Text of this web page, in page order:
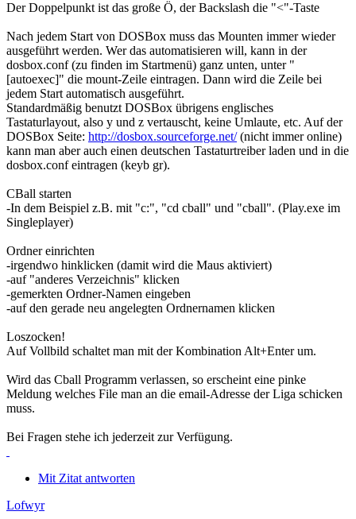
Der Doppelpunkt ist das große Ö, der Backslash die "<"-Taste
Nach jedem Start von DOSBox muss das Mounten immer wieder
ausgeführt werden. Wer das automatisieren will, kann in der
dosbox.conf (zu finden im Startmenü) ganz unten, unter "
[autoexec]" die mount-Zeile eintragen. Dann wird die Zeile bei
jedem Start automatisch ausgeführt.
Standardmäßig benutzt DOSBox übrigens englisches
Tastaturlayout, also y und z vertauscht, keine Umlaute, etc. Auf der
DOSBox Seite: http://dosbox.sourceforge.net/(nicht immer online)
kann man aber auch einen deutschen Tastaturtreiber laden und in die
dosbox.conf eintragen (keyb gr).
CBall starten
-In dem Beispiel z.B. mit "c:", "cd cball" und "cball". (Play.exe im
Singleplayer)
Ordner einrichten
-irgendwo hinklicken (damit wird die Maus aktiviert)
-auf "anderes Verzeichnis" klicken
-gemerkten Ordner-Namen eingeben
-auf den gerade neu angelegten Ordnernamen klicken
Loszocken!
Auf Vollbild schaltet man mit der Kombination Alt+Enter um.
Wird das Cball Programm verlassen, so erscheint eine pinke
Meldung welches File man an die email-Adresse der Liga schicken
muss.
Bei Fragen stehe ich jederzeit zur Verfügung.
Mit Zitat antworten
Lofwyr